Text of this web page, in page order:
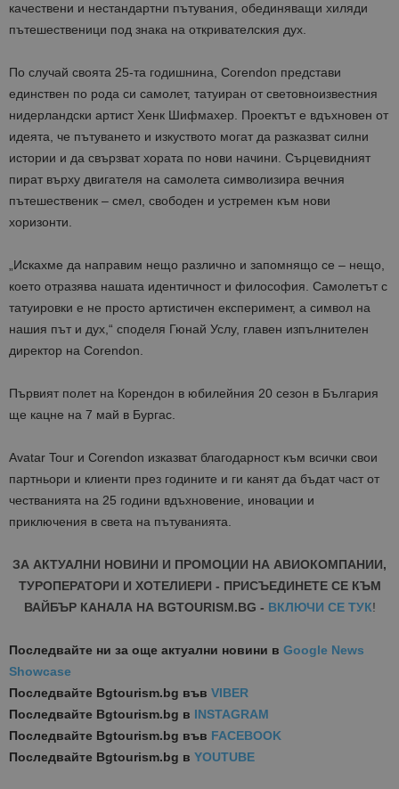
качествени и нестандартни пътувания, обединяващи хиляди
пътешественици под знака на откривателския дух.
По случай своята 25-та годишнина, Corendon представи
единствен по рода си самолет, татуиран от световноизвестния
нидерландски артист Хенк Шифмахер. Проектът е вдъхновен от
идеята, че пътуването и изкуството могат да разказват силни
истории и да свързват хората по нови начини. Сърцевидният
пират върху двигателя на самолета символизира вечния
пътешественик – смел, свободен и устремен към нови
хоризонти.
„Искахме да направим нещо различно и запомнящо се – нещо,
което отразява нашата идентичност и философия. Самолетът с
татуировки е не просто артистичен експеримент, а символ на
нашия път и дух,“ споделя Гюнай Услу, главен изпълнителен
директор на Corendon.
Първият полет на Корендон в юбилейния 20 сезон в България
ще кацне на 7 май в Бургас.
Avatar Tour и Corendon изказват благодарност към всички свои
партньори и клиенти през годините и ги канят да бъдат част от
честванията на 25 години вдъхновение, иновации и
приключения в света на пътуванията.
ЗА АКТУАЛНИ НОВИНИ И ПРОМОЦИИ НА АВИОКОМПАНИИ,
ТУРОПЕРАТОРИ И ХОТЕЛИЕРИ - ПРИСЪЕДИНЕТЕ СЕ КЪМ
ВАЙБЪР КАНАЛА НА BGTOURISM.BG - ВКЛЮЧИ СЕ ТУК!
Последвайте ни за още актуални новини в Google News
Showcase
Последвайте Bgtourism.bg във VIBER
Последвайте Bgtourism.bg в INSTAGRAM
Последвайте Bgtourism.bg във FACEBOOK
Последвайте Bgtourism.bg в YOUTUBE